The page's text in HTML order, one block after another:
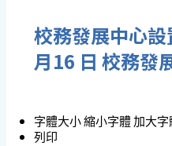
校務發展中心
月16 日 校務發
字體大小縮小字體加大字
列印